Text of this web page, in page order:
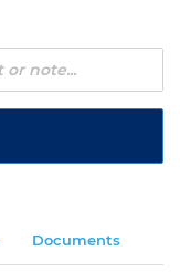
Documents